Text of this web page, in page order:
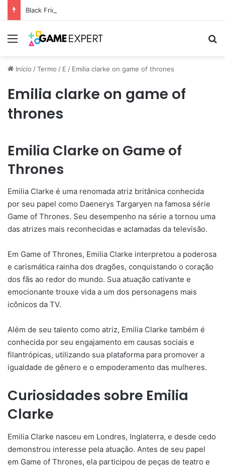
Black Friday: descontos incríveis em eletrônicos
Menu
Início /Termo / E / Emilia clarke on game of thrones
Emilia clarke on game of
thrones
Emilia Clarke on Game of
Thrones
Emilia Clarke é uma renomada atriz britânica conhecida
por seu papel como Daenerys Targaryen na famosa série
Game of Thrones. Seu desempenho na série a tornou uma
das atrizes mais reconhecidas e aclamadas da televisão.
Em Game of Thrones, Emilia Clarke interpretou a poderosa
e carismática rainha dos dragões, conquistando o coração
dos fãs ao redor do mundo. Sua atuação cativante e
emocionante trouxe vida a um dos personagens mais
icônicos da TV.
Além de seu talento como atriz, Emilia Clarke também é
conhecida por seu engajamento em causas sociais e
filantrópicas, utilizando sua plataforma para promover a
igualdade de gênero e o empoderamento das mulheres.
Curiosidades sobre Emilia
Clarke
Emilia Clarke nasceu em Londres, Inglaterra, e desde cedo
demonstrou interesse pela atuação. Antes de seu papel
em Game of Thrones, ela participou de peças de teatro e